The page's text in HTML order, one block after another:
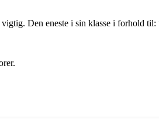
Den eneste i sin klasse i forhold